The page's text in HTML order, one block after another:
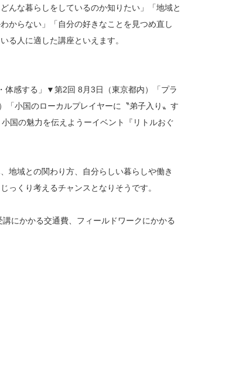
んな暮らしをしているのか知りたい」「地域と
からない」「自分の好きなことを見つめ直し
る人に適した講座といえます。
体感する」▼第2回 8月3日（東京都内）「プラ
小国のローカルプレイヤーに〝弟子入り〟す
国の魅力を伝えようーイベント『リトルおぐ
地域との関わり方、自分らしい暮らしや働き
っくり考えるチャンスとなりそうです。
にかかる交通費、フィールドワークにかかる